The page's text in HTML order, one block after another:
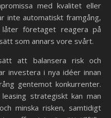
med kvalitet eller
inte automatiskt framgång,
företaget reagera på
som annars vore svårt.
att balansera risk och
investera i nya idéer innan
gentemot konkurrenter.
strategiskt kan man
minska risken, samtidigt